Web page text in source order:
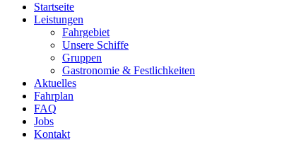
Startseite
Leistungen
Fahrgebiet
Unsere Schiffe
Gruppen
Gastronomie & Festlichkeiten
Aktuelles
Fahrplan
FAQ
Jobs
Kontakt